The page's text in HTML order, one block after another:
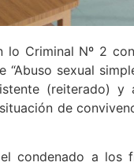
Criminal Nº 2
sexual
(reiterado)
de
condenado a los